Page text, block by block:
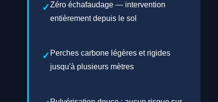
Zéro échafaudage — intervention
entièrement depuis le sol
Perches carbone légères et rigides
jusqu'à plusieurs mètres